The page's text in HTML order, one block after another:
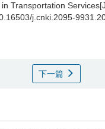
Transportation
j.cnki.2095-
下一篇